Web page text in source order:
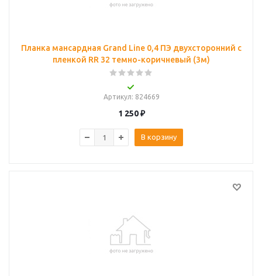
Планка мансардная Grand Line 0,4 ПЭ двухсторонний с
пленкой RR 32 темно-коричневый (3м)
Артикул: 824669
1 250₽
В корзину